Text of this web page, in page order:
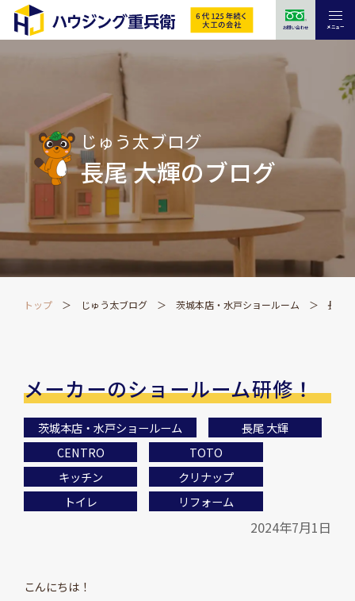
お問い合わせ メニュー
じゅう太ブログ
長尾 大輝のブログ
トップ じゅう太ブログ 茨城本店・水戸ショールーム 長尾
メーカーのショールーム研修！
茨城本店・水戸ショールーム
長尾 大輝
CENTRO
TOTO
キッチン
クリナップ
トイレ
リフォーム
2024年7月1日
こんにちは！